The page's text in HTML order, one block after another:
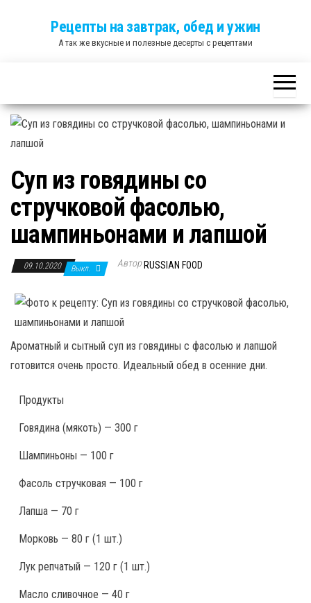
Рецепты на завтрак, обед и ужин
А так же вкусные и полезные десерты с рецептами
Суп из говядины со
стручковой фасолью,
шампиньонами и лапшой
09.10.2020 Выкл. Автор RUSSIAN FOOD
Ароматный и сытный суп из говядины с фасолью и лапшой
готовится очень просто. Идеальный обед в осенние дни.
Продукты
Говядина (мякоть) — 300 г
Шампиньоны — 100 г
Фасоль стручковая — 100 г
Лапша — 70 г
Морковь — 80 г (1 шт.)
Лук репчатый — 120 г (1 шт.)
Масло сливочное — 40 г